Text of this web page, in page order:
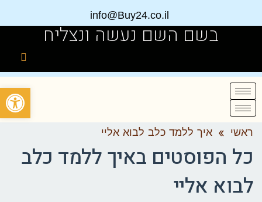
info@Buy24.co.il
בשם השם נעשה ונצליח
ראשי » איך ללמד כלב לבוא אליי
כל הפוסטים באיך ללמד כלב
לבוא אליי